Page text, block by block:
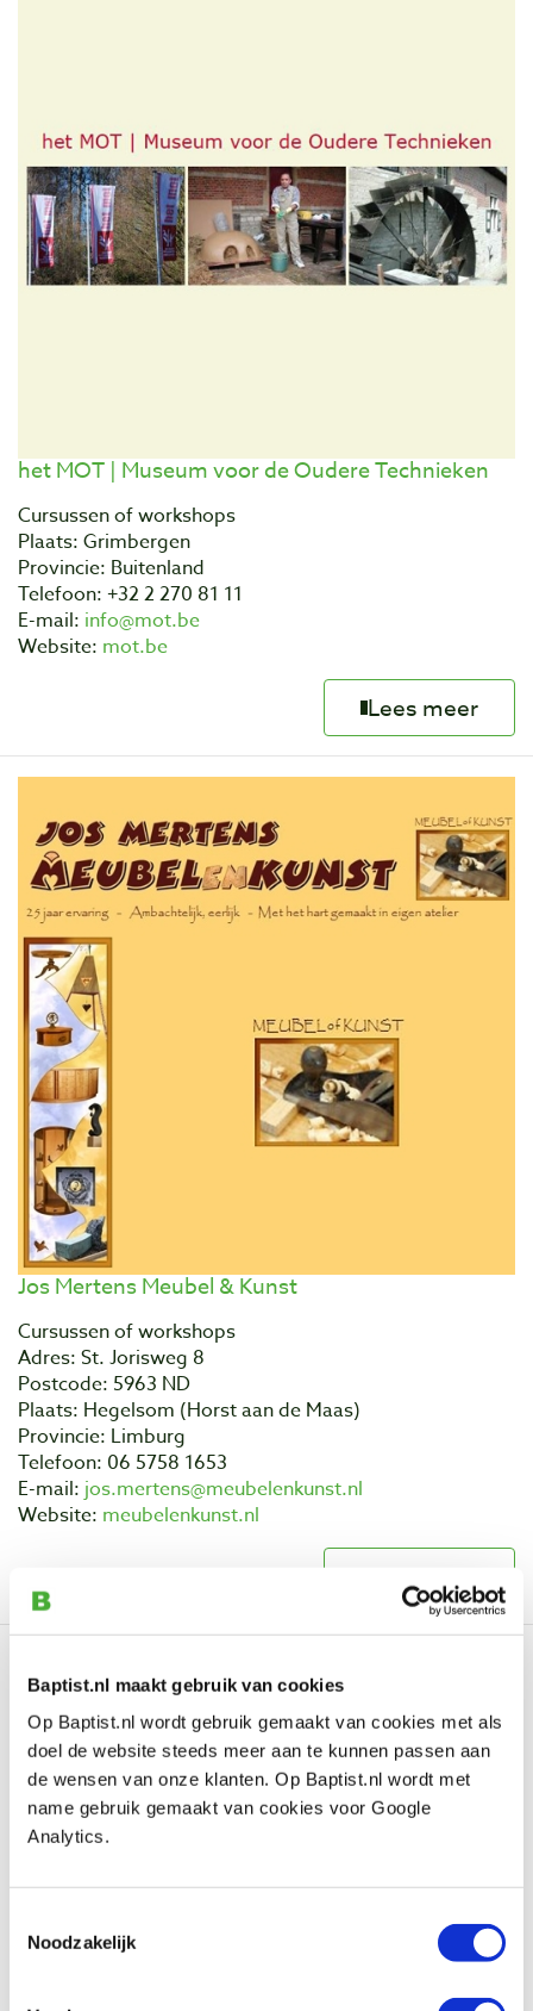
Baptist.nl maakt gebruik van cookies
Op Baptist.nl wordt gebruik gemaakt van cookies met als
doel de website steeds meer aan te kunnen passen aan
de wensen van onze klanten. Op Baptist.nl wordt met
name gebruik gemaakt van cookies voor Google
Analytics.
Noodzakelijk
het MOT | Museum voor de Oudere Technieken
Cursussen of workshops
Plaats: Grimbergen
Provincie: Buitenland
Telefoon: +32 2 270 81 11
E-mail: info@mot.be
Website: mot.be
Lees meer
Jos Mertens Meubel & Kunst
Cursussen of workshops
Adres: St. Jorisweg 8
Postcode: 5963 ND
Plaats: Hegelsom (Horst aan de Maas)
Provincie: Limburg
Telefoon: 06 5758 1653
E-mail: jos.mertens@meubelenkunst.nl
Website: meubelenkunst.nl